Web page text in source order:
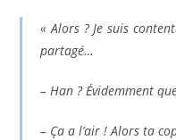
« Alors ? Je suis
partagé…
– Han ? Évidemment
– Ça a l’air ! Alors ta